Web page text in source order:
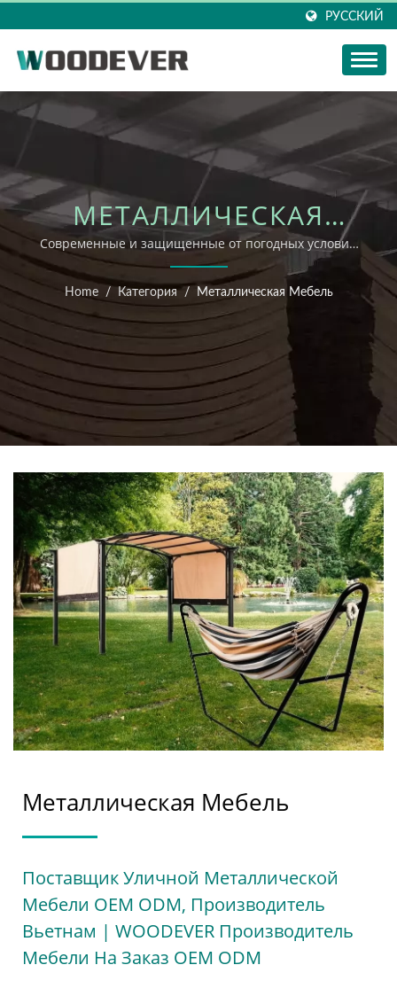
РУССКИЙ
МЕТАЛЛИЧЕСКАЯ
УЛИЧНАЯ МЕБЕЛЬ
Современные и защищенные от погодных условий
металлические мебельные решения
Home / Категория / Металлическая Мебель
Металлическая Мебель
Поставщик Уличной Металлической
Мебели OEM ODM, Производитель
Вьетнам | WOODEVER Производитель
Мебели На Заказ OEM ODM